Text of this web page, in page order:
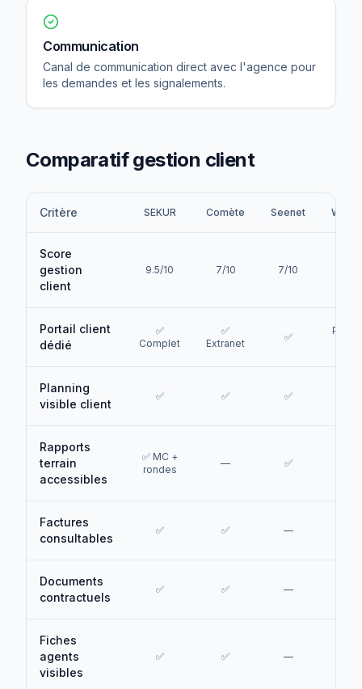
Communication
Canal de communication direct avec l'agence pour
les demandes et les signalements.
Comparatif gestion client
Critère SEKUR Comète Seenet
Score
gestion
client
9.5/10 7/10 7/10
Portail client
dédié
✅
Complet
✅
Extranet
✅
Planning
visible client
✅ ✅ ✅
Rapports
terrain
accessibles
✅ MC +
rondes
— ✅
Factures
consultables
✅ ✅ —
Documents
contractuels
✅ ✅ —
Fiches
agents
visibles
✅ ✅ —